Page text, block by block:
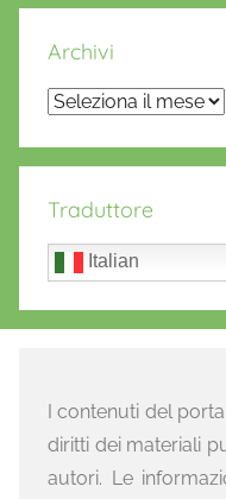
Archivi
Archivi
Traduttore
Italian
I contenuti del
diritti dei materiali
autori. Le